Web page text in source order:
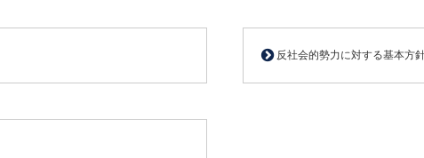
反社会的勢力に対する基本方